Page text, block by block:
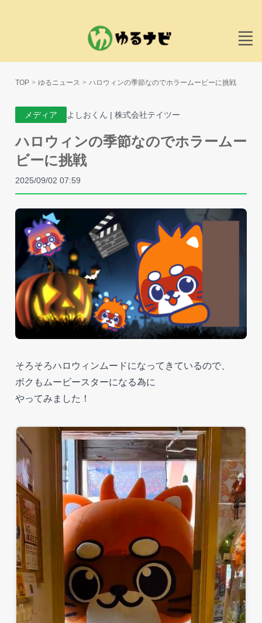
TOP ゆるニュース ハロウィンの季節なのでホラームービーに挑戦
メディア よしおくん | 株式会社テイツー
ハロウィンの季節なのでホラームー
ビーに挑戦
2025/09/02 07:59
そろそろハロウィンムードになってきているので、
ボクもムービースターになる為に
やってみました！